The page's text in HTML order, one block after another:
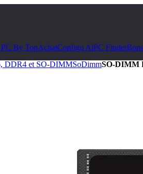
By TopAchatConfigo AiPC Finder
DDR4 et SO-DIMMSoDimmSO-DIMM